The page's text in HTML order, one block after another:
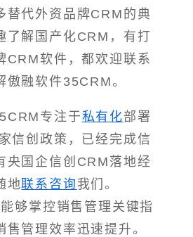
替代外资品牌CRM的典
了解国产化CRM，有打
CRM软件，都欢迎联系
傲融软件35CRM。
专注于私有化部署
信创政策，已经完成信
央国企信创CRM落地经
地联系咨询 我们。
够掌控销售管理关键指
售管理效率迅速提升。